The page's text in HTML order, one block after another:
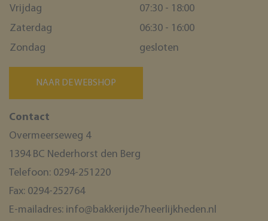
Vrijdag
07:30 - 18:00
Zaterdag
06:30 - 16:00
Zondag
gesloten
NAAR DE WEBSHOP
Contact
Overmeerseweg 4
1394 BC Nederhorst den Berg
Telefoon: 0294-251220
Fax: 0294-252764
E-mailadres: info@bakkerijde7heerlijkheden.nl